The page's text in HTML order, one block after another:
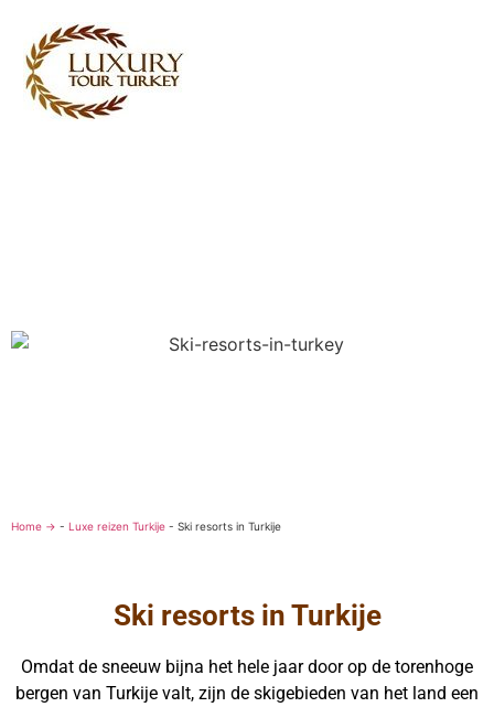
Home → - Luxe reizen Turkije - Ski resorts in Turkije
Ski resorts in Turkije
Omdat de sneeuw bijna het hele jaar door op de torenhoge
bergen van Turkije valt, zijn de skigebieden van het land een